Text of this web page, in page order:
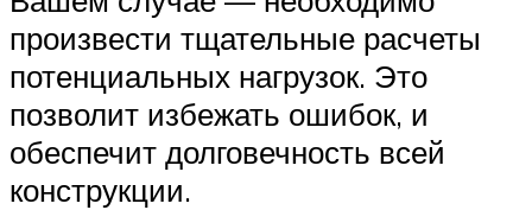
произвести тщательные расчеты
потенциальных нагрузок. Это
позволит избежать ошибок, и
обеспечит долговечность всей
конструкции.